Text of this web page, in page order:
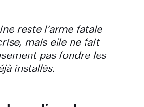
reste l’arme fatale
mais elle ne fait
pas fondre les
installés.